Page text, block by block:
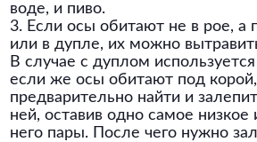
воде, и пиво.
3. Если осы обитают не в рое, а
или в дупле, их можно
В случае с дуплом
если же осы обитают под
предварительно найти и
ней, оставив одно самое низкое
него пары. После чего нужно